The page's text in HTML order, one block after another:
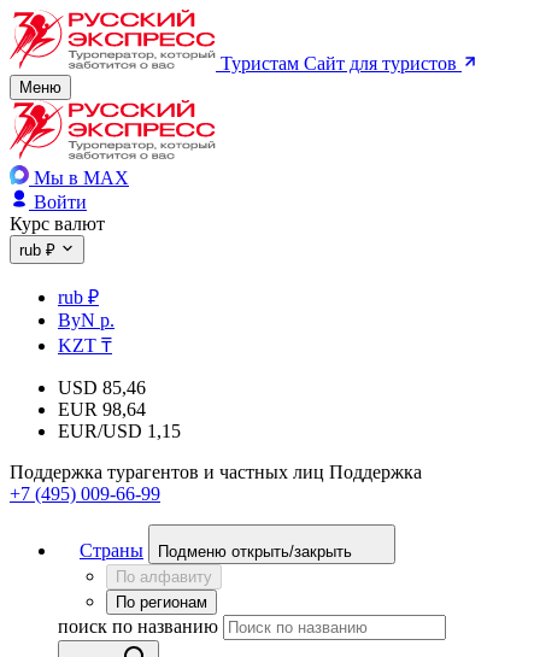
Туристам Сайт для туристов
Меню
Мы в MAX
Войти
Курс валют
rub ₽
rub ₽
ByN р.
KZT ₸
USD 85,46
EUR 98,64
EUR/USD 1,15
Поддержка турагентов и частных лиц Поддержка
+7 (495) 009-66-99
Страны
Подменю открыть/закрыть
По алфавиту
По регионам
поиск по названию